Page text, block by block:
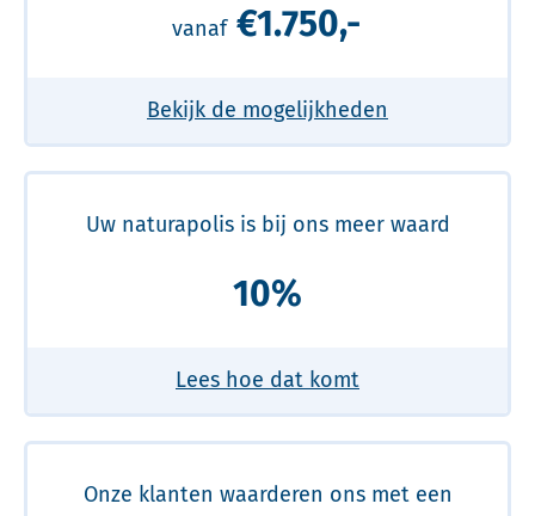
vanaf €1.750,-
Bekijk de mogelijkheden
Uw naturapolis is bij ons meer waard
10%
Lees hoe dat komt
Onze klanten waarderen ons met een